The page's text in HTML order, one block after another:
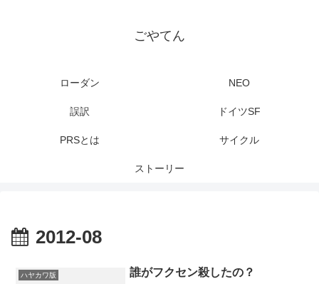
ごやてん
ローダン NEO
誤訳 ドイツSF
PRSとは サイクル
ストーリー
2012-08
ハヤカワ版 誰がフクセン殺したの？